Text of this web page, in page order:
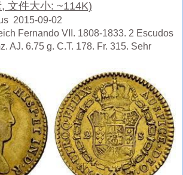
文件大小: ~114K)
2015-09-02
Fernando VII. 1808-1833. 2 Escudos
AJ. 6.75 g. C.T. 178. Fr. 315. Sehr